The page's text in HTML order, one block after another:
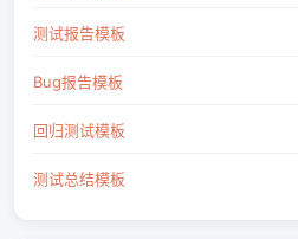
测试报告模板
Bug报告模板
回归测试模板
测试总结模板